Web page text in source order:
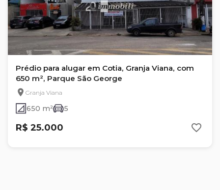
Prédio para alugar em Cotia, Granja Viana, com
650 m², Parque São George
Granja Viana
650 m² 5
R$ 25.000